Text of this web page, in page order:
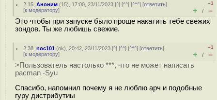
2.15 ,Аноним (15), 17:00, 23/11/2023 [^] [^^] [^^^] [ответить]
[к модератору]
–1
+ / –
Это чтобы при запуске было проще накатить тебе свежих
зондов. Ты же любишь свежие.
2.38 ,noc101 (ok), 20:42, 23/11/2023 [^] [^^] [^^^] [ответить]
[к модератору]
–1
+ / –
>Пользователь настолько ***, что не может написать
pacman -Syu
Спасибо, напомнил почему я не люблю арч и подобные
гуру дистрибутиы